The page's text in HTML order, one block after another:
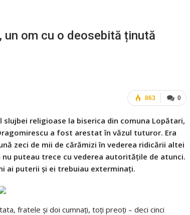
un om cu o deosebită ținută
0
863
religioase la biserica din comuna Lopătari,
a fost arestat în văzul tuturor. Era
zeci de mii de cărămizi în vederea ridicării altei
puteau trece cu vederea autoritățile de atunci.
ai puterii și ei trebuiau exterminați.
fratele și doi cumnați, toți preoți – deci cinci